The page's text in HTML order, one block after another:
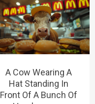
A Cow Wearing A
Hat Standing In
Front Of A Bunch Of